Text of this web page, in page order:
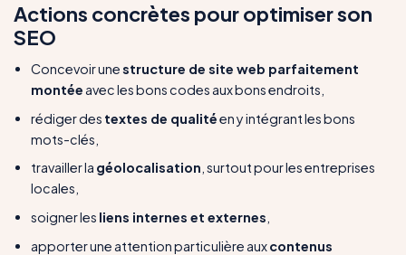
Actions concrètes pour optimiser son
SEO
Concevoir unestructure de site web parfaitement
montée avec les bons codes aux bons endroits,
rédiger des textes de qualitéen y intégrant les bons
mots-clés,
travailler la géolocalisation , surtout pour les entreprises
locales,
soigner les liens internes et externes
apporter une attention particulière auxcontenus